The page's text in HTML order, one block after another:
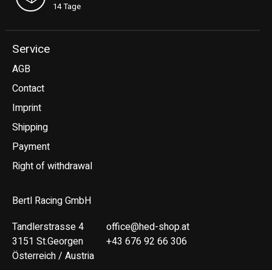
14 Tage
Service
AGB
Contact
Imprint
Shipping
Payment
Right of withdrawal
Bertl Racing GmbH
Tandlerstrasse 4
3151 St.Georgen
Österreich / Austria
office@hed-shop.at
+43 676 92 66 306